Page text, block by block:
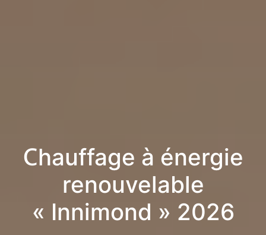
Chauffage à énergie
renouvelable
« Innimond » 2026